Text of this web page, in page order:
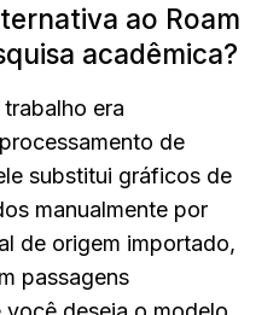
ao Roam
acadêmica?
era
de
substitui gráficos de
manualmente por
de origem importado,
passagens